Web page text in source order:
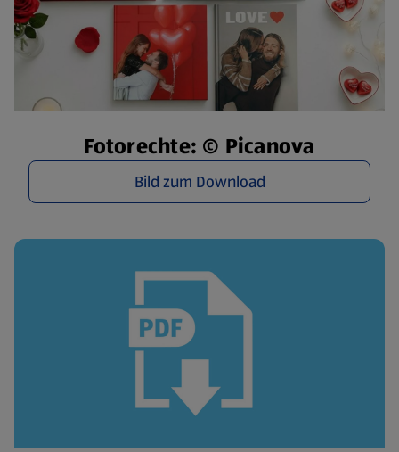
Fotorechte: © Picanova
Bild zum Download